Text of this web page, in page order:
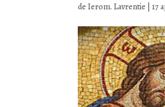
de Ierom. Lavrentie 17